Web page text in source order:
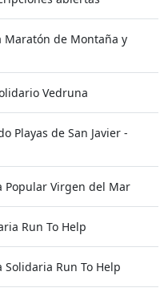
Maratón de Montaña y
Vedruna
Playas de San Javier -
Popular Virgen del Mar
Run To Help
Run To Help